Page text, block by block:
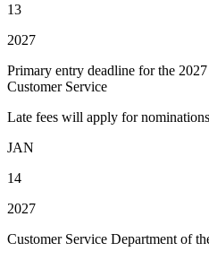
13
2027
Primary entry deadline for the
Customer Service
Late fees will apply for
JAN
14
2027
Customer Service Department of